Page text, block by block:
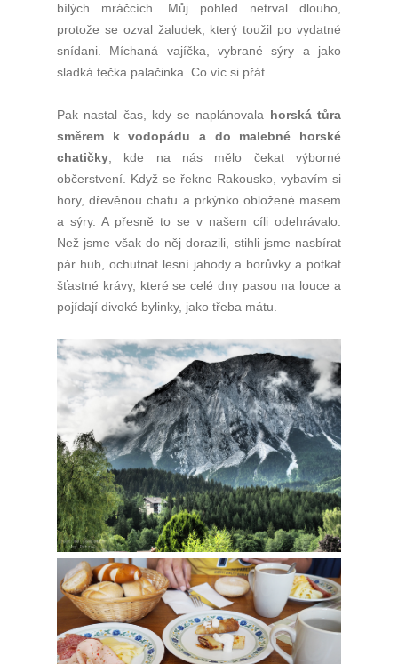
bílých mráčcích. Můj pohled netrval dlouho,
protože se ozval žaludek, který toužil po vydatné
snídani. Míchaná vajíčka, vybrané sýry a jako
sladká tečka palačinka. Co víc si přát.
Pak nastal čas, kdy se naplánovala horská tůra
směrem k vodopádu a do malebné horské
chatičky, kde na nás mělo čekat výborné
občerstvení. Když se řekne Rakousko, vybavím si
hory, dřevěnou chatu a prkýnko obložené masem
a sýry. A přesně to se v našem cíli odehrávalo.
Než jsme však do něj dorazili, stihli jsme nasbírat
pár hub, ochutnat lesní jahody a borůvky a potkat
šťastné krávy, které se celé dny pasou na louce a
pojídají divoké bylinky, jako třeba mátu.